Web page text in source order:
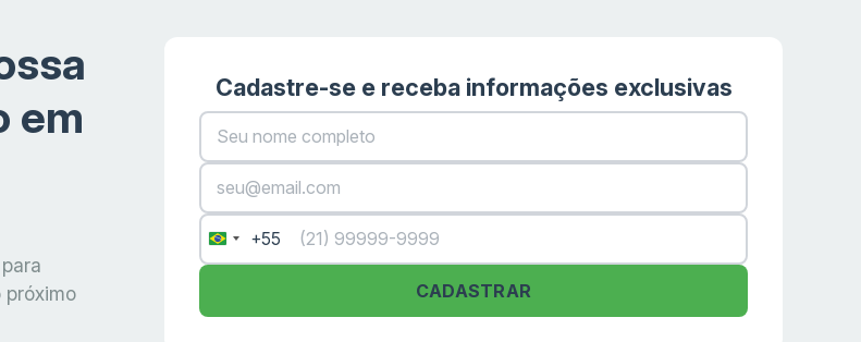
em
Cadastre-se e receba informações exclusivas
Brazil
+55
+55
CADASTRAR